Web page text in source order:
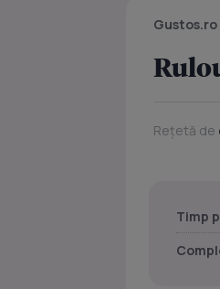
Gustos.ro
Rețetă de
Timp